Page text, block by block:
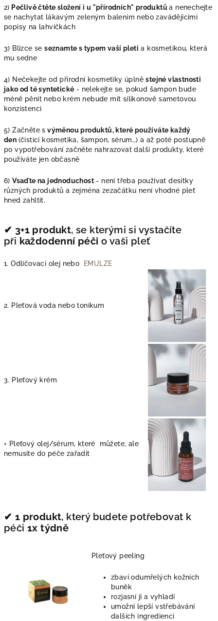
2) Pečlivě čtěte složení i u "přírodních" produktůa nenechejte
se nachytat lákavým zeleným balením nebo zavádějícími
popisy na lahvičkách
3) Blízce seseznamte s typem vaší pleti a kosmetikou, která
mu sedne
4) Nečekejte od přírodní kosmetiky úplněstejné vlastnosti
jako od té syntetické - nelekejte se, pokud šampon bude
méně pěnit nebo krém nebude mít silikonově sametovou
konzistenci
5) Začněte s výměnou produktů, které používáte každý
den (čisticí kosmetika, šampon, sérum…) a až poté postupně
po vypotřebování začněte nahrazovat další produkty, které
používáte jen občasně
6)Vsaďte na jednoduchost - není třeba používat desítky
různých produktů a zejména zezačátku není vhodné pleť
hned zahltit.
✔︎ 3+1 produkt, se kterými si vystačíte
při každodenní péči o vaši pleť
1. Odličovací olej nebo EMULZE
2. Pleťová voda nebo tonikum
3. Pleťový krém
+ Pleťový olej/sérum, které můžete, ale
nemusíte do péče zařadit
✔︎ 1 produkt, který budete potřebovat k
péči 1x týdně
Pleťový peeling
zbaví odumřelých kožních
buněk
rozjasní ji a vyhladí
umožní lepší vstřebávání
dalších ingrediencí